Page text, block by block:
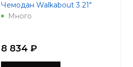
Чемодан Walkabout 3 21"
Много
8 834 ₽